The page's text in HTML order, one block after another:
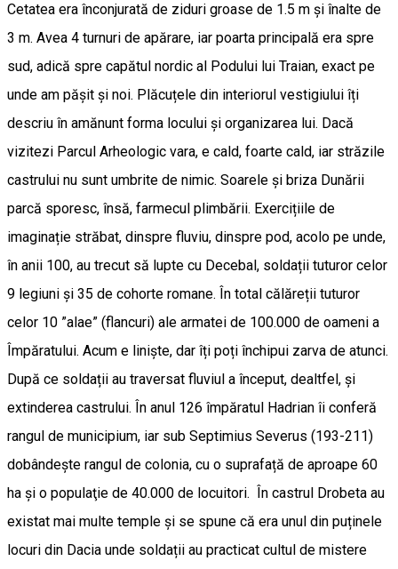
Cetatea era înconjurată de ziduri groase de 1.5 m și înalte de
3 m. Avea 4 turnuri de apărare, iar poarta principală era spre
sud, adică spre capătul nordic al Podului lui Traian, exact pe
unde am pășit și noi. Plăcuțele din interiorul vestigiului îți
descriu în amănunt forma locului și organizarea lui. Dacă
vizitezi Parcul Arheologic vara, e cald, foarte cald, iar străzile
castrului nu sunt umbrite de nimic. Soarele și briza Dunării
parcă sporesc, însă, farmecul plimbării. Exercițiile de
imaginație străbat, dinspre fluviu, dinspre pod, acolo pe unde,
în anii 100, au trecut să lupte cu Decebal, soldații tuturor celor
9 legiuni și 35 de cohorte romane. În total călăreții tuturor
celor 10 ”alae” (flancuri) ale armatei de 100.000 de oameni a
Împăratului. Acum e liniște, dar îți poți închipui zarva de atunci.
După ce soldații au traversat fluviul a început, dealtfel, și
extinderea castrului. În anul 126 împăratul Hadrian îi conferă
rangul de municipium, iar sub Septimius Severus (193-211)
dobândeşte rangul de colonia, cu o suprafață de aproape 60
ha şi o populaţie de 40.000 de locuitori. În castrul Drobeta au
existat mai multe temple și se spune că era unul din puținele
locuri din Dacia unde soldații au practicat cultul de mistere